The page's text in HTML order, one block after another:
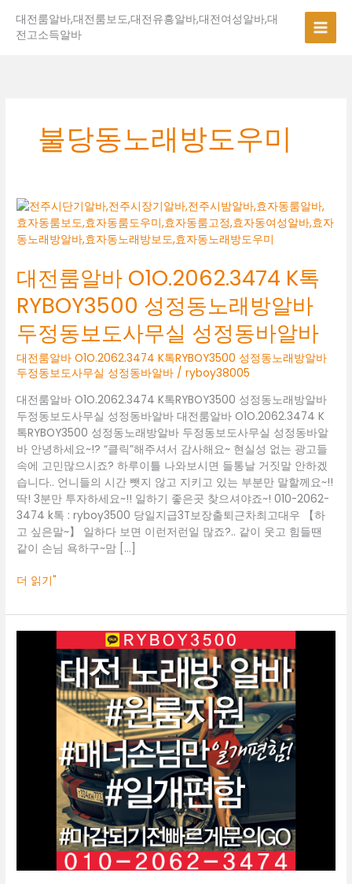
대전룸알바,대전룸보도,대전유흥알바,대전여성알바,대
전고소득알바
불당동노래방도우미
대전룸알바 O1O.2062.3474 K톡
RYBOY3500 성정동노래방알바
두정동보도사무실 성정동바알바
대전룸알바 O1O.2062.3474 K톡RYBOY3500 성정동노래방알바
두정동보도사무실 성정동바알바 /ryboy38005
대전룸알바 O1O.2062.3474 K톡RYBOY3500 성정동노래방알바
두정동보도사무실 성정동바알바 대전룸알바 O1O.2062.3474 K
톡RYBOY3500 성정동노래방알바 두정동보도사무실 성정동바알
바 안녕하세요~!? “클릭”해주셔서 감사해요~ 현실성 없는 광고들
속에 고민많으시죠? 하루이틀 나와보시면 들통날 거짓말 안하겠
습니다.. 언니들의 시간 뺏지 않고 지키고 있는 부분만 말할께요~!!
딱! 3분만 투자하세요~!! 일하기 좋은곳 찾으셔야죠~! 010-2062-
3474 k톡 : ryboy3500 당일지급3T보장출퇴근차최고대우 【하
고 싶은말~】 일하다 보면 이런저런일 많죠?.. 같이 웃고 힘들땐
같이 손님 욕하구~맘 […]
대
전
룸
바
O1O.2062.3474
K
톡
RYBOY3500
성
정
노
래
방
알
바
두
정
동
보
도
무
성
정
더 읽기"
O1O.2062.3474
RYBOY3500
알